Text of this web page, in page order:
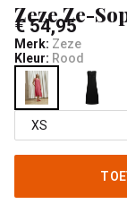
Zeze Ze-
€ 54,95
Merk: Zeze
Kleur: Rood